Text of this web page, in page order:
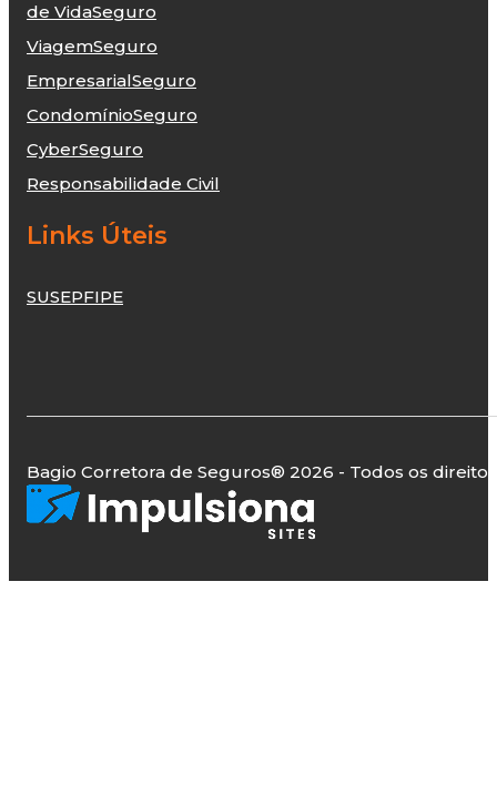
de VidaSeguro
ViagemSeguro
EmpresarialSeguro
CondomínioSeguro
CyberSeguro
Responsabilidade Civil
Links Úteis
SUSEPFIPE
Bagio Corretora de Seguros® 2026 - Todos os